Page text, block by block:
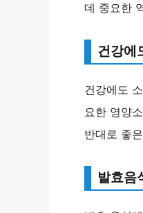
데 중요한
건강에
건강에도
요한 영양
반대로 좋
발효음